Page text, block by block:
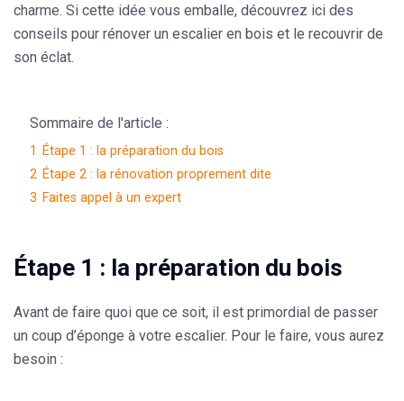
charme. Si cette idée vous emballe, découvrez ici des
conseils pour rénover un escalier en bois et le recouvrir de
son éclat.
Sommaire de l'article :
1
Étape 1 : la préparation du bois
2 Étape 2 : la rénovation proprement dite
3 Faites appel à un expert
Étape 1 : la préparation du bois
Avant de faire quoi que ce soit, il est primordial de passer
un coup d’éponge à votre escalier. Pour le faire, vous aurez
besoin :